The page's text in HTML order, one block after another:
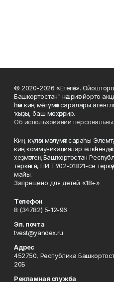
© 2020-2026 «Етегән».
Башкортостан" нәшриәт йорто
һәм киң мәғлүмәт саралары
ҡыҙы, баш мөхәррир.
Об использовании
Киң-күләм мәғлүмәт сараһы
киң коммуникациялар өлкәһендә
хеҙмәттең Башҡортостан
теркәлгән, ПИ ТУ02-01821-се
майы.
Запрещено для детей «18+»
Телефон
8 (34782) 5-12-96
Эл. почта
tvest@yandex.ru
Адрес
452750, Республика
20Б
Рекламная служба